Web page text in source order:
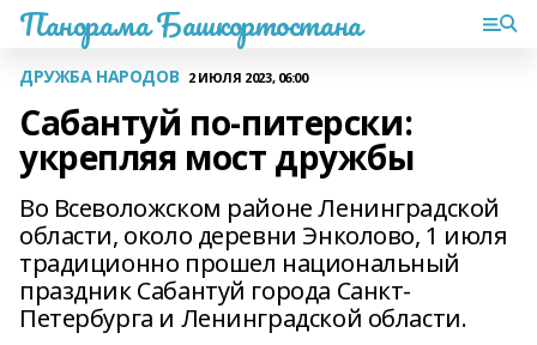
Панорама Башкортостана
ДРУЖБА НАРОДОВ 2 ИЮЛЯ 2023, 06:00
Сабантуй по-питерски:
укрепляя мост дружбы
Во Всеволожском районе Ленинградской
области, около деревни Энколово, 1 июля
традиционно прошел национальный
праздник Сабантуй города Санкт-
Петербурга и Ленинградской области.